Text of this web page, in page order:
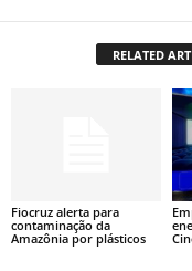
RELATED
Fiocruz alerta para
contaminação da
Amazônia por plásticos